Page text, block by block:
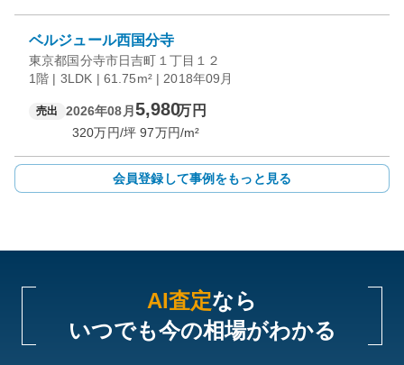
ベルジュール西国分寺
東京都国分寺市日吉町１丁目１２
1階 | 3LDK | 61.75m² | 2018年09月
売出 2026年08月 5,980万円
320万円/坪 97万円/m²
会員登録して事例をもっと見る
AI査定なら
いつでも今の相場がわかる